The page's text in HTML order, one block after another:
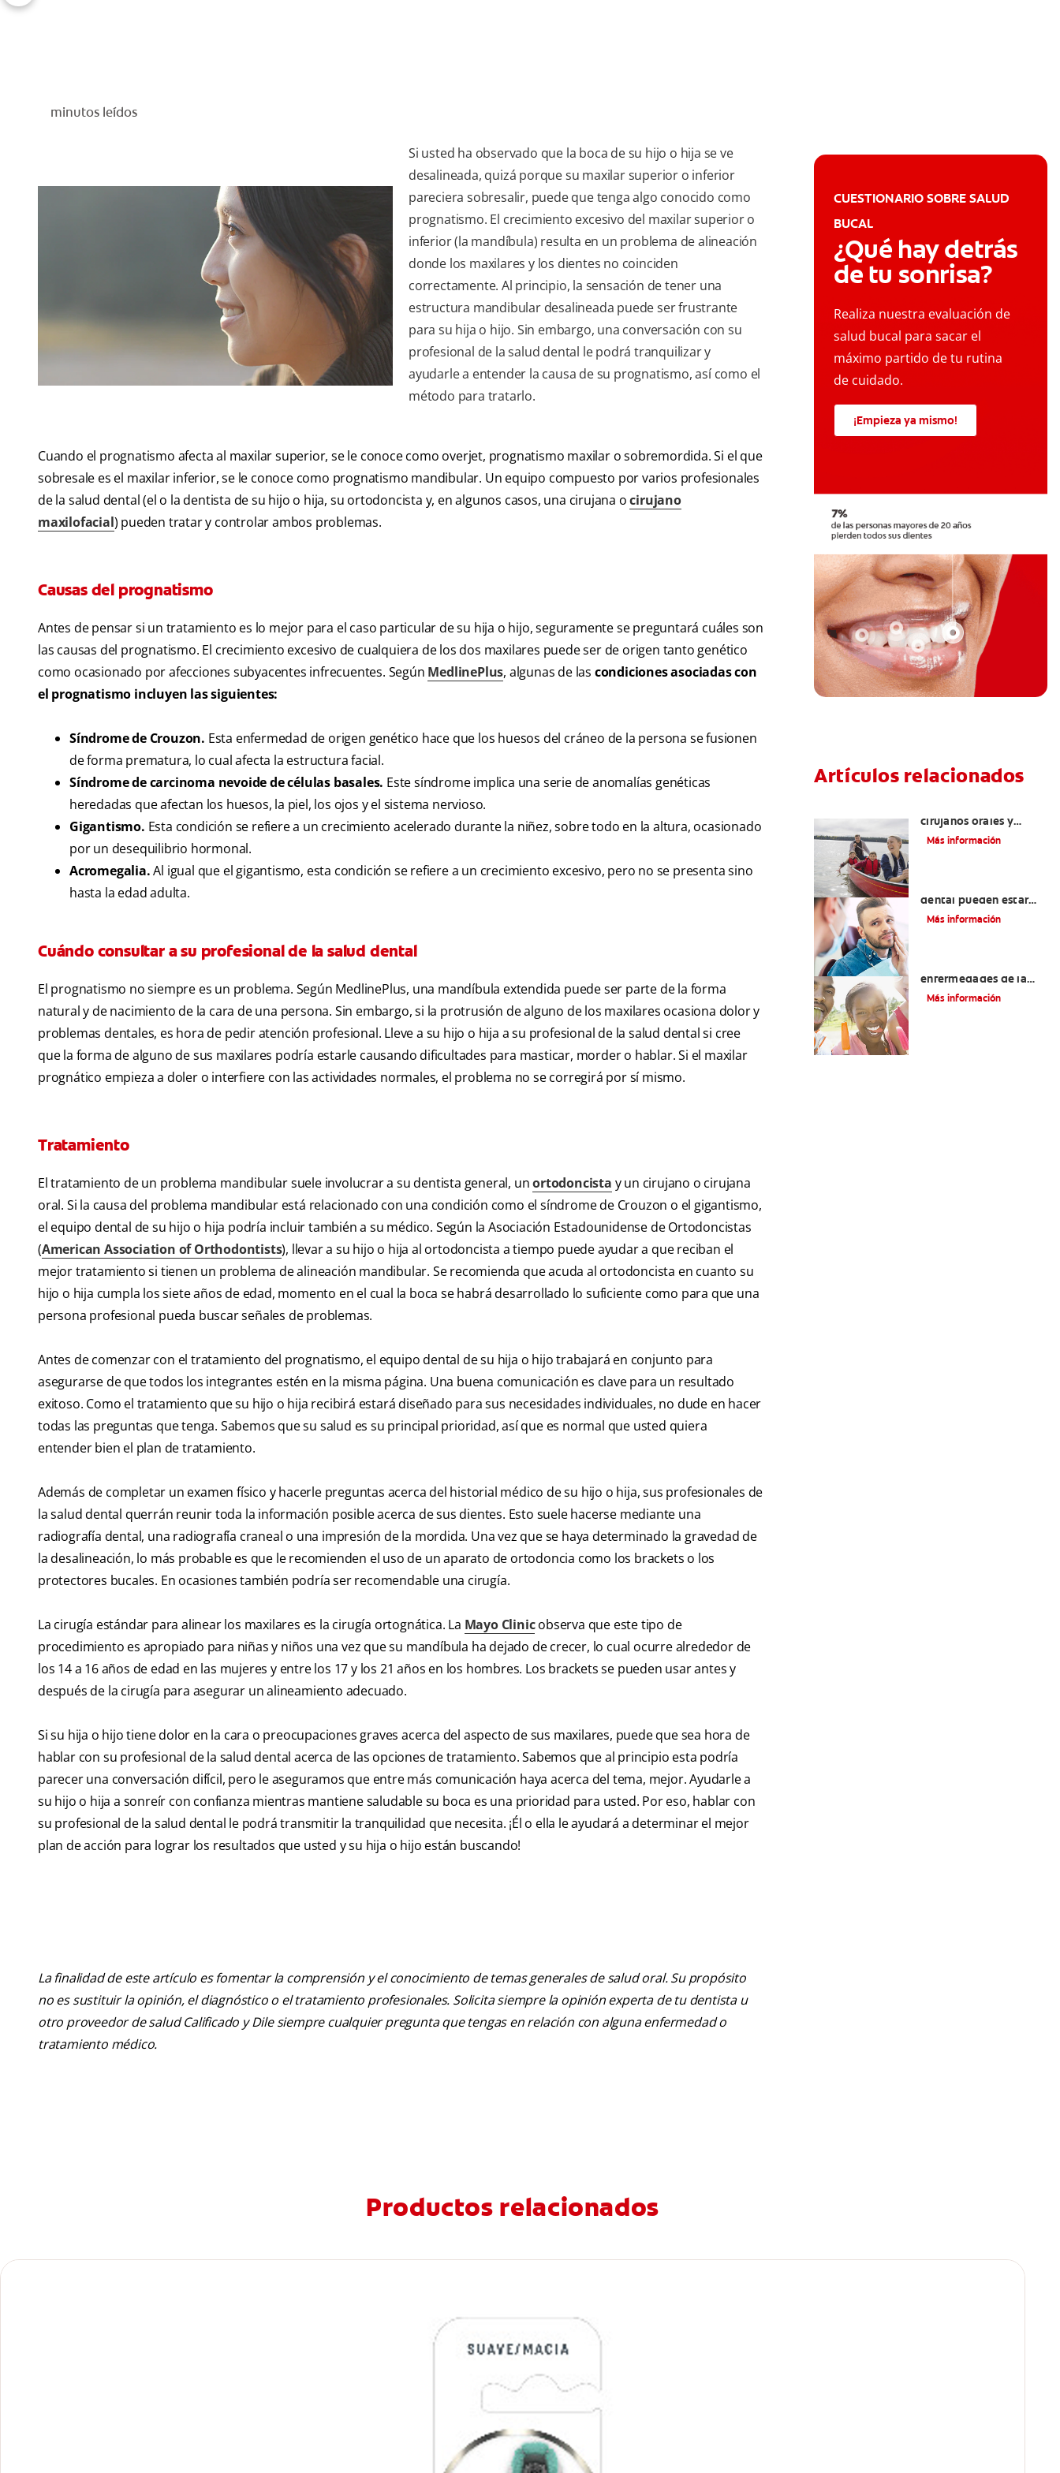
minutos leídos
Si usted ha observado que la boca de su hijo o hija se ve
desalineada, quizá porque su maxilar superior o inferior
pareciera sobresalir, puede que tenga algo conocido como
prognatismo. El crecimiento excesivo del maxilar superior o
inferior (la mandíbula) resulta en un problema de alineación
donde los maxilares y los dientes no coinciden
correctamente. Al principio, la sensación de tener una
estructura mandibular desalineada puede ser frustrante
para su hija o hijo. Sin embargo, una conversación con su
profesional de la salud dental le podrá tranquilizar y
ayudarle a entender la causa de su prognatismo, así como el
método para tratarlo.
Cuando el prognatismo afecta al maxilar superior, se le conoce como overjet, prognatismo maxilar o sobremordida. Si el que
sobresale es el maxilar inferior, se le conoce como prognatismo mandibular. Un equipo compuesto por varios profesionales
de la salud dental (el o la dentista de su hijo o hija, su ortodoncista y, en algunos casos, una cirujana ocirujano
maxilofacial) pueden tratar y controlar ambos problemas.
Causas del prognatismo
Antes de pensar si un tratamiento es lo mejor para el caso particular de su hija o hijo, seguramente se preguntará cuáles son
las causas del prognatismo. El crecimiento excesivo de cualquiera de los dos maxilares puede ser de origen tanto genético
como ocasionado por afecciones subyacentes infrecuentes. Según MedlinePlus, algunas de las condiciones asociadas con
el prognatismo incluyen las siguientes:
Síndrome de Crouzon. Esta enfermedad de origen genético hace que los huesos del cráneo de la persona se fusionen
de forma prematura, lo cual afecta la estructura facial.
Síndrome de carcinoma nevoide de células basales. Este síndrome implica una serie de anomalías genéticas
heredadas que afectan los huesos, la piel, los ojos y el sistema nervioso.
Gigantismo. Esta condición se refiere a un crecimiento acelerado durante la niñez, sobre todo en la altura, ocasionado
por un desequilibrio hormonal.
Acromegalia.Al igual que el gigantismo, esta condición se refiere a un crecimiento excesivo, pero no se presenta sino
hasta la edad adulta.
Cuándo consultar a su profesional de la salud dental
El prognatismo no siempre es un problema. Según MedlinePlus, una mandíbula extendida puede ser parte de la forma
natural y de nacimiento de la cara de una persona. Sin embargo, si la protrusión de alguno de los maxilares ocasiona dolor y
problemas dentales, es hora de pedir atención profesional. Lleve a su hijo o hija a su profesional de la salud dental si cree
que la forma de alguno de sus maxilares podría estarle causando dificultades para masticar, morder o hablar. Si el maxilar
prognático empieza a doler o interfiere con las actividades normales, el problema no se corregirá por sí mismo.
Tratamiento
El tratamiento de un problema mandibular suele involucrar a su dentista general, unortodoncista y un cirujano o cirujana
oral. Si la causa del problema mandibular está relacionado con una condición como el síndrome de Crouzon o el gigantismo,
el equipo dental de su hijo o hija podría incluir también a su médico. Según la Asociación Estadounidense de Ortodoncistas
(American Association of Orthodontists), llevar a su hijo o hija al ortodoncista a tiempo puede ayudar a que reciban el
mejor tratamiento si tienen un problema de alineación mandibular. Se recomienda que acuda al ortodoncista en cuanto su
hijo o hija cumpla los siete años de edad, momento en el cual la boca se habrá desarrollado lo suficiente como para que una
persona profesional pueda buscar señales de problemas.
Antes de comenzar con el tratamiento del prognatismo, el equipo dental de su hija o hijo trabajará en conjunto para
asegurarse de que todos los integrantes estén en la misma página. Una buena comunicación es clave para un resultado
exitoso. Como el tratamiento que su hijo o hija recibirá estará diseñado para sus necesidades individuales, no dude en hacer
todas las preguntas que tenga. Sabemos que su salud es su principal prioridad, así que es normal que usted quiera
entender bien el plan de tratamiento.
Además de completar un examen físico y hacerle preguntas acerca del historial médico de su hijo o hija, sus profesionales de
la salud dental querrán reunir toda la información posible acerca de sus dientes. Esto suele hacerse mediante una
radiografía dental, una radiografía craneal o una impresión de la mordida. Una vez que se haya determinado la gravedad de
la desalineación, lo más probable es que le recomienden el uso de un aparato de ortodoncia como los brackets o los
protectores bucales. En ocasiones también podría ser recomendable una cirugía.
La cirugía estándar para alinear los maxilares es la cirugía ortognática. La Mayo Clinicobserva que este tipo de
procedimiento es apropiado para niñas y niños una vez que su mandíbula ha dejado de crecer, lo cual ocurre alrededor de
los 14 a 16 años de edad en las mujeres y entre los 17 y los 21 años en los hombres. Los brackets se pueden usar antes y
después de la cirugía para asegurar un alineamiento adecuado.
Si su hija o hijo tiene dolor en la cara o preocupaciones graves acerca del aspecto de sus maxilares, puede que sea hora de
hablar con su profesional de la salud dental acerca de las opciones de tratamiento. Sabemos que al principio esta podría
parecer una conversación difícil, pero le aseguramos que entre más comunicación haya acerca del tema, mejor. Ayudarle a
su hijo o hija a sonreír con confianza mientras mantiene saludable su boca es una prioridad para usted. Por eso, hablar con
su profesional de la salud dental le podrá transmitir la tranquilidad que necesita. ¡Él o ella le ayudará a determinar el mejor
plan de acción para lograr los resultados que usted y su hija o hijo están buscando!
La finalidad de este artículo es fomentar la comprensión y el conocimiento de temas generales de salud oral. Su propósito
no es sustituir la opinión, el diagnóstico o el tratamiento profesionales. Solicita siempre la opinión experta de tu dentista u
otro proveedor de salud Calificado y Dile siempre cualquier pregunta que tengas en relación con alguna enfermedad o
tratamiento médico.
CUESTIONARIO SOBRE SALUD
BUCAL
¿Qué hay detrás
de tu sonrisa?
Realiza nuestra evaluación de
salud bucal para sacar el
máximo partido de tu rutina
de cuidado.
¡Empieza ya mismo!
Artículos relacionados
cirujanos orales y
maxilofaciales
Más información
dental pueden estar
relacionados?
Más información
enfermedades de la
lengua Señales, causas,
Más información
Productos relacionados